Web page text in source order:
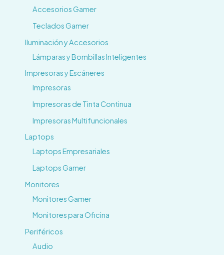
Accesorios Gamer
Teclados Gamer
Iluminación y Accesorios
Lámparas y Bombillas Inteligentes
Impresoras y Escáneres
Impresoras
Impresoras de Tinta Continua
Impresoras Multifuncionales
Laptops
Laptops Empresariales
Laptops Gamer
Monitores
Monitores Gamer
Monitores para Oficina
Periféricos
Audio